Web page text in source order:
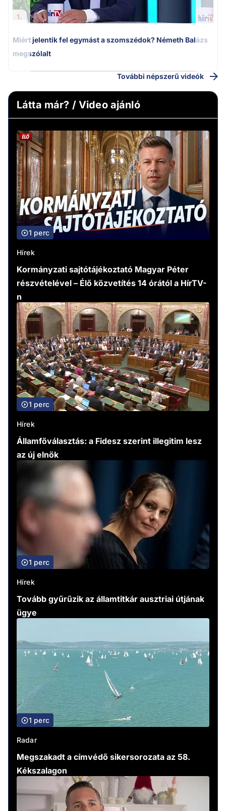
1.
Miért jelentik fel egymást a szomszédok? Németh Balázs
megszólalt
További népszerű videók
Látta már? / Video ajánló
1 perc
Hírek
Kormányzati sajtótájékoztató Magyar Péter
részvételével – Élő közvetítés 14 órától a HírTV-
n
1 perc
Hírek
Államfőválasztás: a Fidesz szerint illegitim lesz
az új elnök
1 perc
Hírek
Tovább gyűrűzik az államtitkár ausztriai útjának
ügye
1 perc
Radar
Megszakadt a címvédő sikersorozata az 58.
Kékszalagon